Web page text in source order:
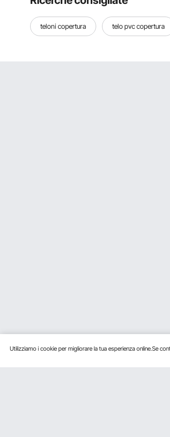
teloni copertura telo pvc copertura
Utilizziamo i cookie per migliorare la tua esperienza online.Se